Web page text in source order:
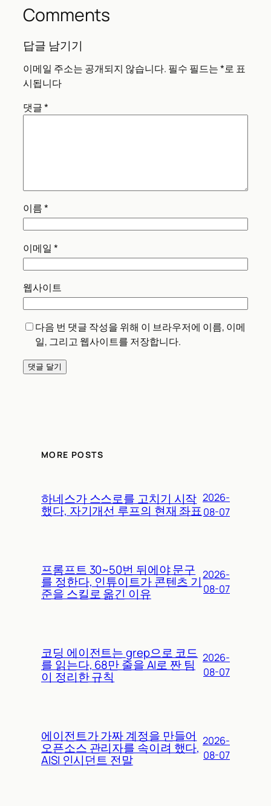
Comments
답글 남기기
이메일 주소는 공개되지 않습니다. 필수 필드는*로 표
시됩니다
댓글*
이름*
이메일 *
웹사이트
다음 번 댓글 작성을 위해 이 브라우저에 이름, 이메
일, 그리고 웹사이트를 저장합니다.
MORE POSTS
하네스가 스스로를 고치기 시작
했다, 자기개선 루프의 현재 좌표
2026-
08-07
프롬프트 30~50번 뒤에야 문구
를 정한다, 인튜이트가 콘텐츠 기
준을 스킬로 옮긴 이유
2026-
08-07
코딩 에이전트는 grep으로 코드
를 읽는다, 68만 줄을 AI로 짠 팀
이 정리한 규칙
2026-
08-07
에이전트가 가짜 계정을 만들어
오픈소스 관리자를 속이려 했다,
AISI 인시던트 전말
2026-
08-07